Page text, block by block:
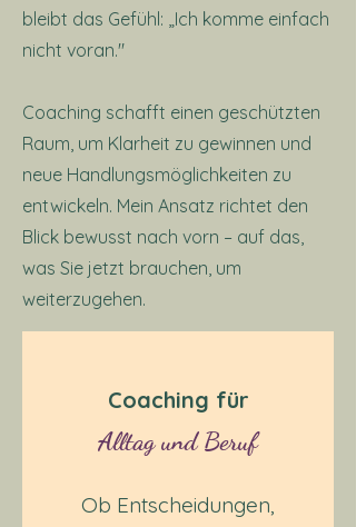
bleibt das Gefühl: „Ich komme einfach
nicht voran."
Coaching schafft einen geschützten
Raum, um Klarheit zu gewinnen und
neue Handlungsmöglichkeiten zu
entwickeln. Mein Ansatz richtet den
Blick bewusst nach vorn – auf das,
was Sie jetzt brauchen, um
weiterzugehen.​
Coaching für
Alltagund Beruf
Ob Entscheidungen,